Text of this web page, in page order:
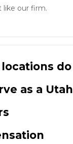
like our firm.
do
as a Utah